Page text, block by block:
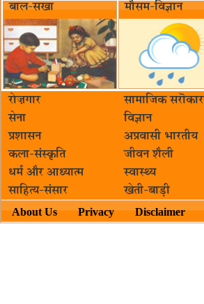
बाल-सखा मौसम-विज्ञान
रोज़गार सामाजिक सरॊकार‌
सेना
विज्ञान
प्रशासन
अप्रवासी भारतीय
कला-संस्कृति
जीवन शैली
धर्म और आध्यात्म
स्वास्थ्य
साहित्य-संसार
खेती-बाड़ी
About Us Privacy Disclaimer